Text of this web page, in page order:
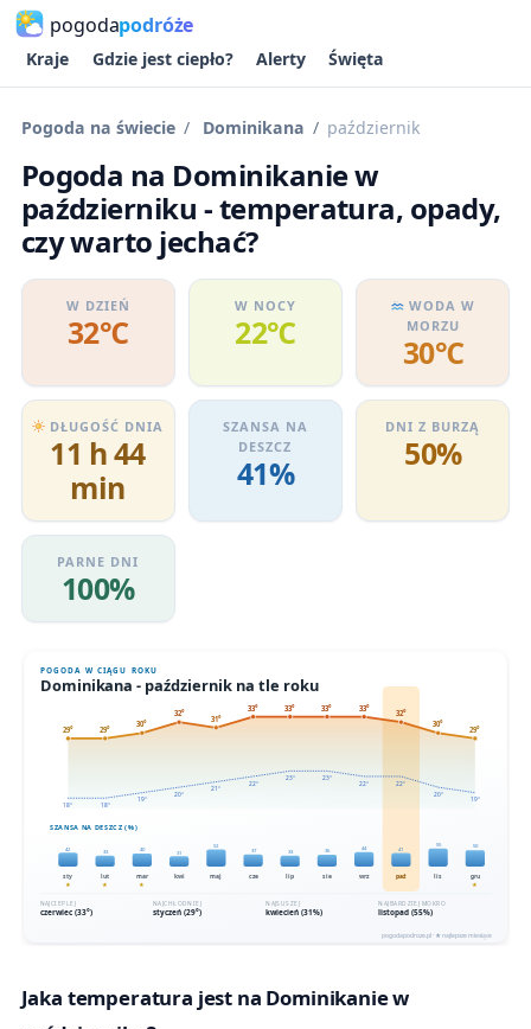
pogodapodróże
Kraje Gdzie jest ciepło? Alerty Święta
Pogoda na świecie Dominikana październik
Pogoda na Dominikanie w
październiku - temperatura, opady,
czy warto jechać?
W DZIEŃ
32℃
W NOCY
22℃
WODA W
MORZU
30℃
DŁUGOŚĆ DNIA
11 h 44
min
SZANSA NA
DESZCZ
41%
DNI Z BURZĄ
50%
PARNE DNI
100%
Jaka temperatura jest na Dominikanie w